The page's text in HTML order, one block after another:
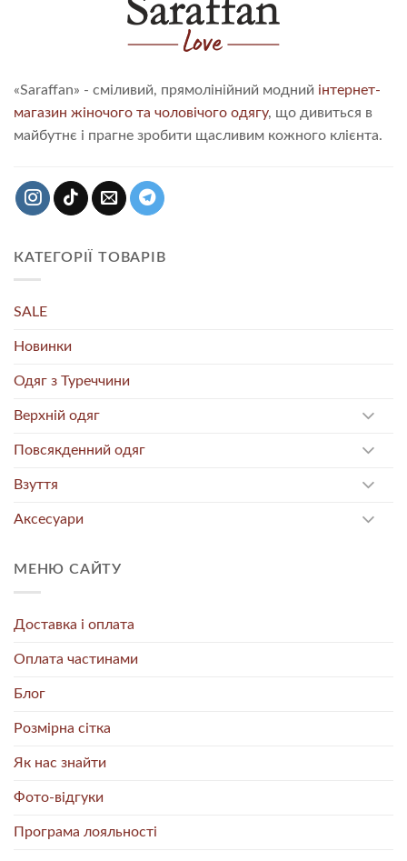
«Saraffan» - сміливий, прямолінійний модний інтернет-
магазин жіночого та чоловічого одягу, що дивиться в
майбутнє і прагне зробити щасливим кожного клієнта.
КАТЕГОРІЇ ТОВАРІВ
SALE
Новинки
Одяг з Туреччини
Верхній одяг
Повсякденний одяг
Взуття
Аксесуари
МЕНЮ САЙТУ
Доставка і оплата
Оплата частинами
Блог
Розмірна сітка
Як нас знайти
Фото-відгуки
Програма лояльності